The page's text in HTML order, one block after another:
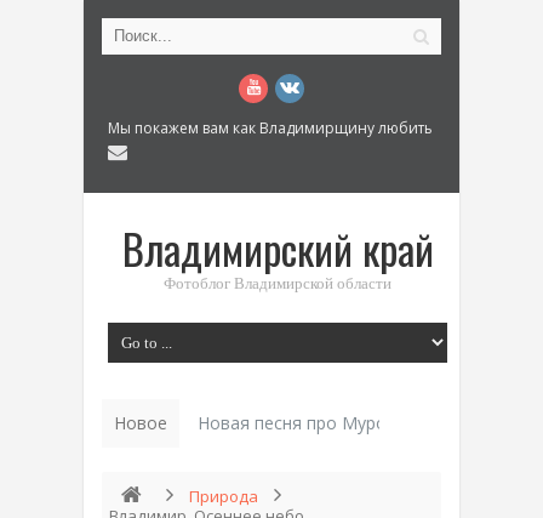
Мы покажем вам как Владимирщину любить
Владимирский край
Фотоблог Владимирской области
Новое Новая песня про Муром: «Былинный
Природа